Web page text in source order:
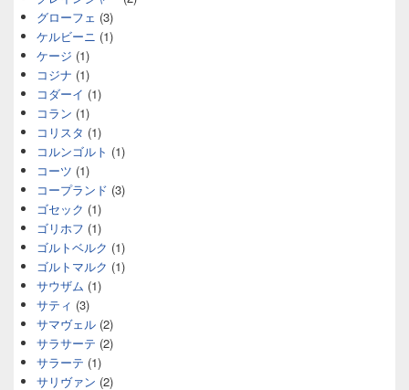
グローフェ (3)
ケルビーニ (1)
ケージ (1)
コジナ (1)
コダーイ (1)
コラン (1)
コリスタ (1)
コルンゴルト (1)
コーツ (1)
コープランド (3)
ゴセック (1)
ゴリホフ (1)
ゴルトベルク (1)
ゴルトマルク (1)
サウザム (1)
サティ (3)
サマヴェル (2)
サラサーテ (2)
サラーテ (1)
サリヴァン (2)